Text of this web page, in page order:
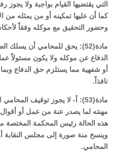
التي يقتضيها القيام بواجبة ولا
كما أن عليها تمكينه أو من يمثله من
وحضور التحقيق مع موكله وفقاً
مادة(52): يحق للمحامي أن يسلك
الدفاع عن موكله ولا يكون مسئولاً
أو شفهية مما يستلزم حق الدفاع وبما
نافذاً.
مادة(53): أ- لا يجوز توقيف
مهنته لما يصدر عنة من عمل أو
هذه الحالة رئيس المحكمة المختصة
وينسخ منة صورة إلى مجلس النقابة
المحامي.